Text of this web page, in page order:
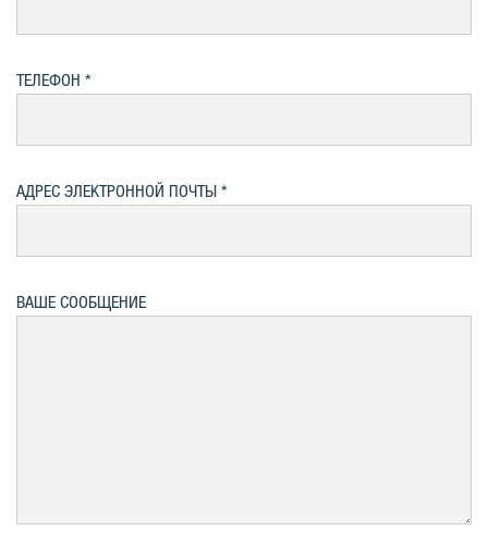
ТЕЛЕФОН
АДРЕС ЭЛЕКТРОННОЙ ПОЧТЫ
ВАШЕ СООБЩЕНИЕ